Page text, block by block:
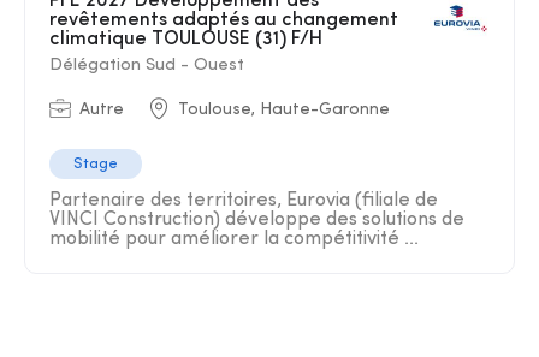
revêtements adaptés au changement
climatique TOULOUSE (31) F/H
Délégation Sud - Ouest
Autre Toulouse, Haute-Garonne
Stage
Partenaire des territoires, Eurovia (filiale de
VINCI Construction) développe des solutions de
mobilité pour améliorer la compétitivité ...